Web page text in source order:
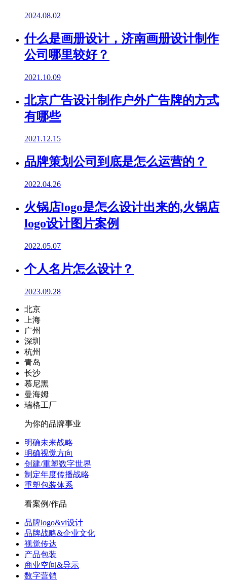
2024.08.02
什么是画册设计，济南画册设计制作
公司哪里较好？
2021.10.09
北京广告设计制作户外广告牌的方式
有哪些
2021.12.15
品牌策划公司到底是怎么运营的？
2022.04.26
火锅店logo是怎么设计出来的,火锅店
logo设计图片案例
2022.05.07
个人名片怎么设计？
2023.09.28
北京
上海
广州
深圳
杭州
青岛
长沙
慕尼黑
曼海姆
瑞格工厂
为你的品牌事业
明确未来战略
明确视觉方向
创建/重塑数字世界
制定年度传播战略
重塑包装体系
看案例/作品
品牌logo&vi设计
品牌战略&企业文化
视觉传达
产品包装
商业空间&导示
数字营销